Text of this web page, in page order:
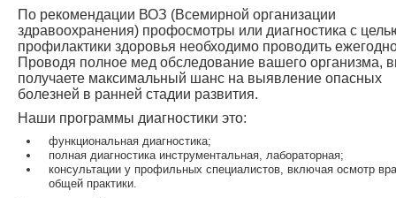
По рекомендации ВОЗ (Всемирной организации
здравоохранения) профосмотры или диагностика с
профилактики здоровья необходимо проводить
Проводя полное мед обследование вашего организма,
получаете максимальный шанс на выявление опасных
болезней в ранней стадии развития.
Наши программы диагностики это:
функциональная диагностика;
полная диагностика инструментальная, лабораторная;
консультации у профильных специалистов, включая осмотр
общей практики.